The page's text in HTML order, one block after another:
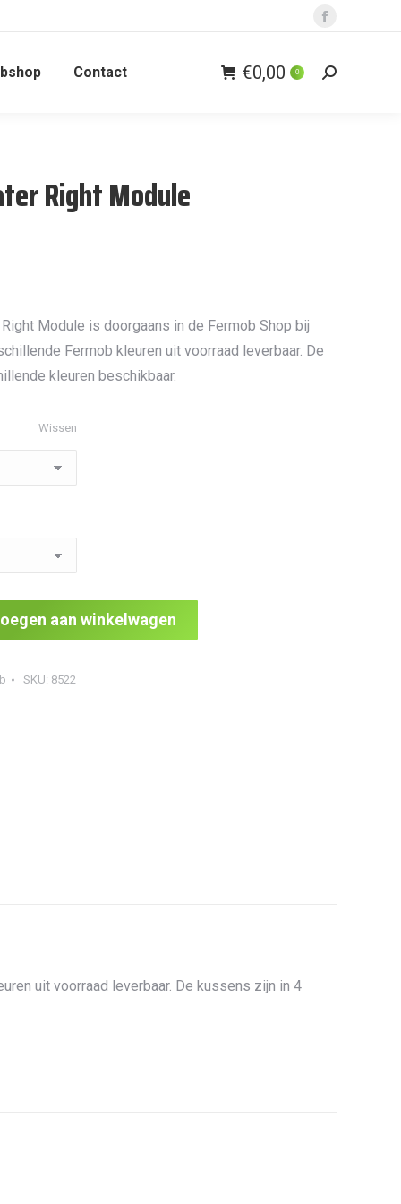
Facebook
opens
Contact €0,00 0 Zoeken:
Right Module
Module is doorgaans in de Fermob Shop bij
Fermob kleuren uit voorraad leverbaar. De
kleuren beschikbaar.
Wissen
aan winkelwagen
SKU: 8522
uit voorraad leverbaar. De kussens zijn in 4